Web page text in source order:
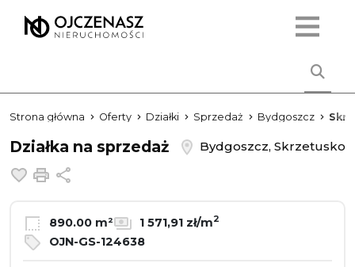
Strona główna Oferty Działki Sprzedaż Bydgoszcz
Działka na sprzedaż
Bydgoszcz, Skrzetusko
Dodaj do ulubionych
Drukuj
890.00 m² 1 571,91 zł/m2
OJN-GS-124638